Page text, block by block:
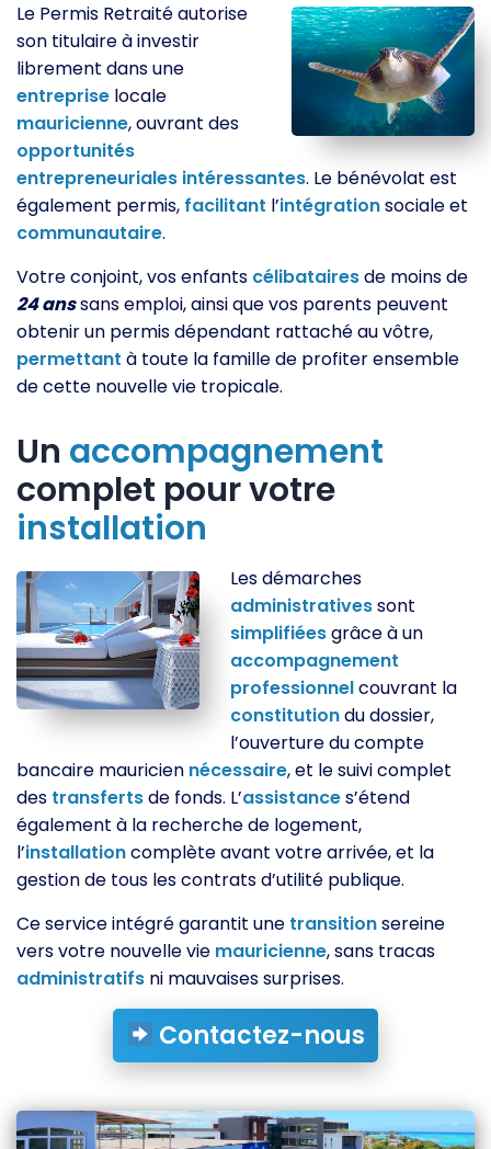
Le Permis Retraité autorise
son titulaire à investir
librement dans une
entreprise locale
mauricienne, ouvrant des
opportunités
entrepreneuriales intéressantes. Le bénévolat est
également permis, facilitant l’intégrationsociale et
communautaire.
Votre conjoint, vos enfants célibatairesde moins de
24 anssans emploi, ainsi que vos parents peuvent
obtenir un permis dépendant rattaché au vôtre,
permettant à toute la famille de profiter ensemble
de cette nouvelle vie tropicale.
Un accompagnement
complet pour votre
installation
Les démarches
administrativessont
simplifiéesgrâce à un
accompagnement
professionnelcouvrant la
constitutiondu dossier,
l’ouverture du compte
bancaire mauricien nécessaire, et le suivi complet
des transfertsde fonds. L’assistances’étend
également à la recherche de logement,
l’installationcomplète avant votre arrivée, et la
gestion de tous les contrats d’utilité publique.
Ce service intégré garantit une transitionsereine
vers votre nouvelle vie mauricienne, sans tracas
administratifs ni mauvaises surprises.
Contactez-nous